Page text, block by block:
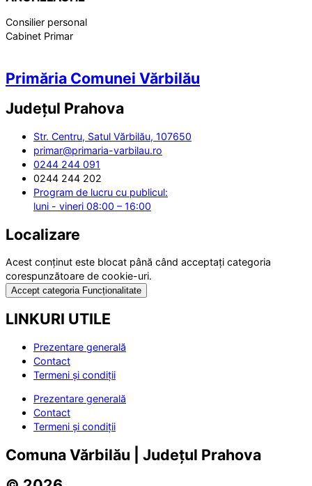
Consilier personal
Cabinet Primar
Primăria Comunei Vărbilău
Județul Prahova
Str. Centru, Satul Vărbilău, 107650
primar@primaria-varbilau.ro
0244 244 091
0244 244 202
Program de lucru cu publicul:
luni - vineri 08:00 – 16:00
Localizare
Acest conținut este blocat până când acceptați categoria
corespunzătoare de cookie-uri.
Accept categoria Funcționalitate
LINKURI UTILE
Prezentare generală
Contact
Termeni și condiții
Prezentare generală
Contact
Termeni și condiții
Comuna Vărbilău | Județul Prahova